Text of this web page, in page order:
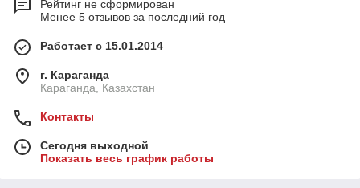
Рейтинг не сформирован
Менее 5 отзывов за последний год
Работает с 15.01.2014
г. Караганда
Караганда, Казахстан
Контакты
Сегодня выходной
Показать весь график работы